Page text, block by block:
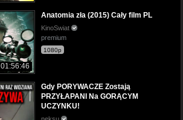
01:56:46
Anatomia zła (2015) Cały film PL
KinoSwiat
premium
1080p
Gdy PORYWACZE Zostają
PRZYŁAPANI Na GORĄCYM
UCZYNKU!